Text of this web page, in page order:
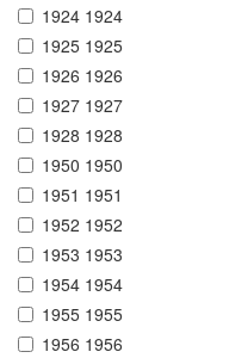
1924 1924
1925 1925
1926 1926
1927 1927
1928 1928
1950 1950
1951 1951
1952 1952
1953 1953
1954 1954
1955 1955
1956 1956